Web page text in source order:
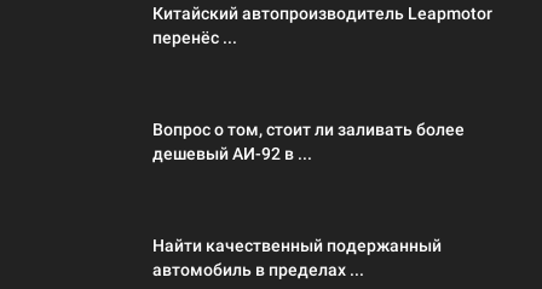
Китайский автопроизводитель Leapmotor
перенёс ...
Вопрос о том, стоит ли заливать более
дешевый АИ-92 в ...
Найти качественный подержанный
автомобиль в пределах ...